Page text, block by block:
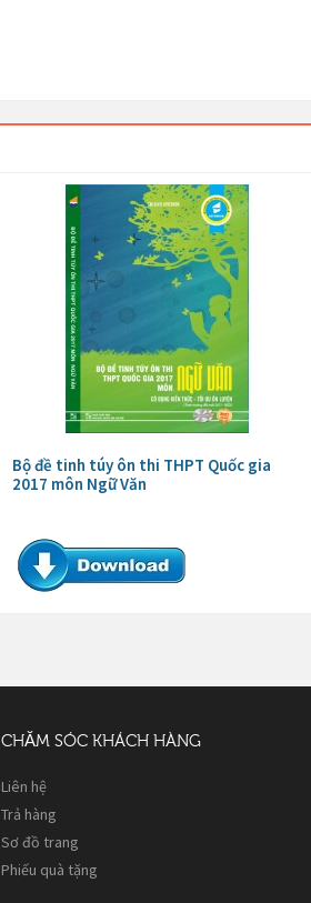
Bộ đề tinh túy ôn thi THPT Quốc gia
2017 môn Ngữ Văn
CHĂM SÓC KHÁCH HÀNG
Liên hệ
Trả hàng
Sơ đồ trang
Phiếu quà tặng